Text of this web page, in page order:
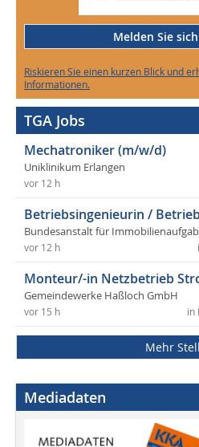
Melden Sie
Riskieren Sie einen kurzen Blick und
Informationen.
TGA Jobs
Mechatroniker (m/w/d)
Uniklinikum Erlangen
vor 12 h
Betriebsingenieurin /
Bundesanstalt für
vor 12 h
Monteur/-in Netzbetrieb
Gemeindewerke Haßloch GmbH
in
vor 15 h
Mehr
Mediadaten